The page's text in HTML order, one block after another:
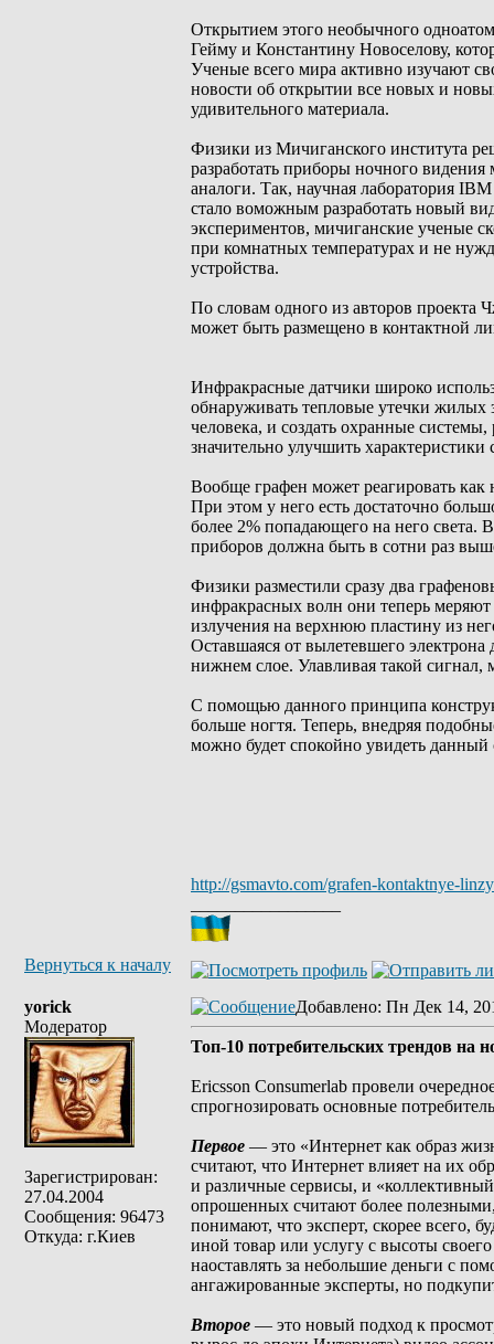
Открытием этого необычного
Гейму и Константину Новоселову,
Ученые всего мира активно изучают
новости об открытии все новых и
удивительного материала.
Физики из Мичиганского института
разработать приборы ночного
аналоги. Так, научная лаборатория
стало воможным разработать новый
экспериментов, мичиганские ученые
при комнатных температурах и не
устройства.
По словам одного из авторов проекта
может быть размещено в контактной
Инфракрасные датчики широко
обнаруживать тепловые утечки
человека, и создать охранные
значительно улучшить
Вообще графен может реагировать
При этом у него есть достаточно
более 2% попадающего на него света.
приборов должна быть в сотни раз
Физики разместили сразу два
инфракрасных волн они теперь
излучения на верхнюю пластину из
Оставшаяся от вылетевшего
нижнем слое. Улавливая такой
С помощью данного принципа
больше ногтя. Теперь, внедряя
можно будет спокойно увидеть данный
http://gsmavto.com/grafen-kontaktnye-
Вернуться к началу
yorick
Модератор
Зарегистрирован:
27.04.2004
Сообщения: 96473
Откуда: г.Киев
Добавлено: Пн Дек 14,
Топ-10 потребительских трендов на
Ericsson Consumerlab провели
спрогнозировать основные
Первое — это «Интернет как образ
считают, что Интернет влияет на их
и различные сервисы, и
опрошенных считают более
понимают, что эксперт, скорее всего,
иной товар или услугу с высоты
наоставлять за небольшие деньги с
ангажированные эксперты, но
Второе — это новый подход к